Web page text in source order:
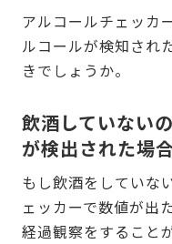
アルコールチェッカ
ルコールが検知され
きでしょうか。
飲酒していない
が検出された場
もし飲酒をしていな
ェッカーで数値が出
経過観察をすること